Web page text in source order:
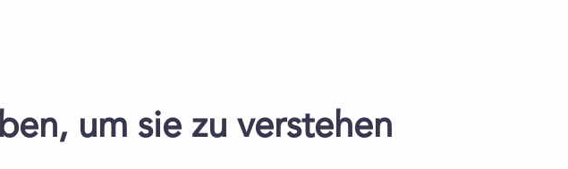
um sie zu verstehen